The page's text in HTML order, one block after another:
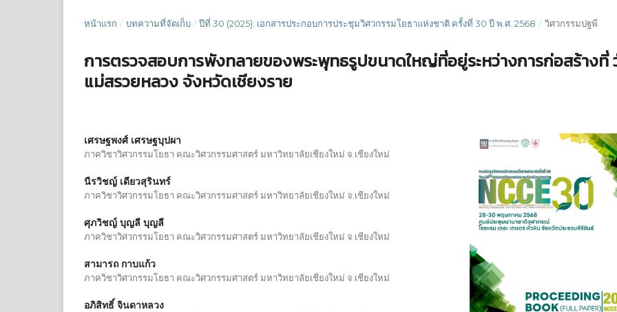
หน้าแรก / บทความที่จัดเก็บ / ปีที่ 30 (2025): เอกสารประกอบการประชุมวิศวกรรมโยธาแห่งชาติ ครั้งที่ 30 ปี พ.ศ. 2568 / วิศวกรรมปฐพี
การตรวจสอบการพังทลายของพระพุทธรูปขนาดใหญ่ที่อยู่ระหว่างการก่อสร้างที่
แม่สรวยหลวง จังหวัดเชียงราย
เศรษฐพงศ์ เศรษฐบุปผา
ภาควิชาวิศวกรรมโยธา คณะวิศวกรรมศาสตร์ มหาวิทยาลัยเชียงใหม่ จ.เชียงใหม่
นีรวิชญ์ เดียวสุรินทร์
ภาควิชาวิศวกรรมโยธา คณะวิศวกรรมศาสตร์ มหาวิทยาลัยเชียงใหม่ จ.เชียงใหม่
ศุภวิชญ์ บุญลี บุญลี
ภาควิชาวิศวกรรมโยธา คณะวิศวกรรมศาสตร์ มหาวิทยาลัยเชียงใหม่ จ.เชียงใหม่
สามารถ กาบแก้ว
ภาควิชาวิศวกรรมโยธา คณะวิศวกรรมศาสตร์ มหาวิทยาลัยเชียงใหม่ จ.เชียงใหม่
อภิสิทธิ์ จินดาหลวง